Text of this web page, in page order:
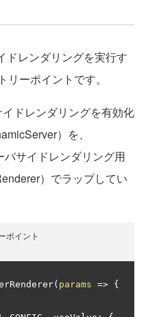
ドレンダリングを実行す
ーポイントです。
ドレンダリングを有効化
）を、
サイドレンダリング用
）でラップしてい
ポイント
( params => {